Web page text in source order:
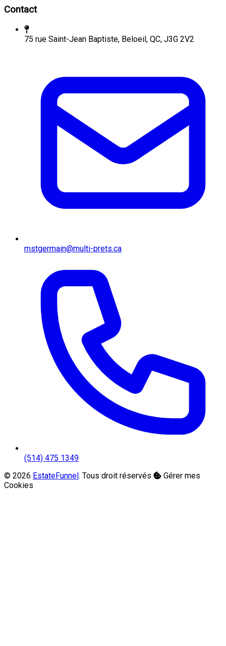
Contact
75 rue Saint-Jean Baptiste, Beloeil, QC, J3G 2V2
mstgermain@multi-prets.ca
(514) 475 1349
© 2026 EstateFunnel. Tous droit réservés
Gérer mes
Cookies